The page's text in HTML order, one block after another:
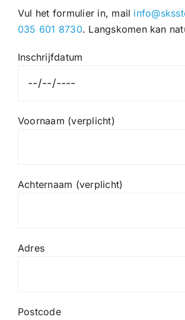
Vul het formulier in, mail
035 601 8730. Langskomen kan
Inschrijfdatum
Voornaam (verplicht)
Achternaam (verplicht)
Adres
Postcode